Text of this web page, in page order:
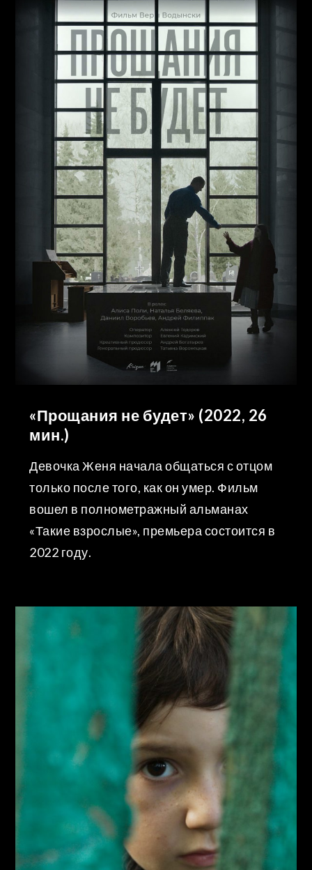
«Прощания не будет» (2022, 26
мин.)
Девочка Женя начала общаться с отцом
только после того, как он умер. Фильм
вошел в полнометражный альманах
«Такие взрослые», премьера состоится в
2022 году.